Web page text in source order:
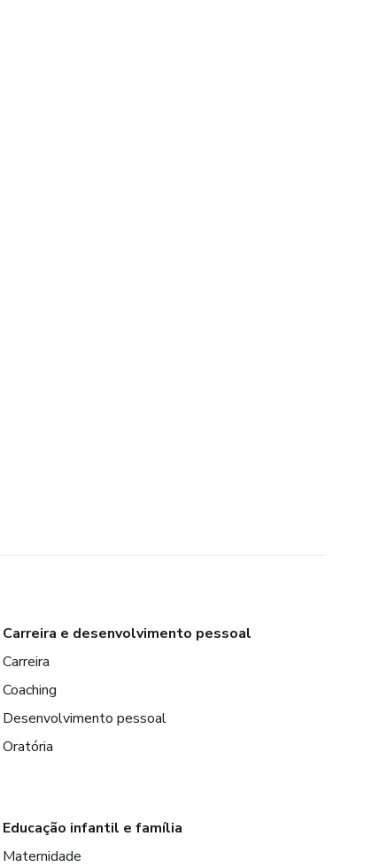
Carreira e desenvolvimento pessoal
Carreira
Coaching
Desenvolvimento pessoal
Oratória
Educação infantil e família
Maternidade